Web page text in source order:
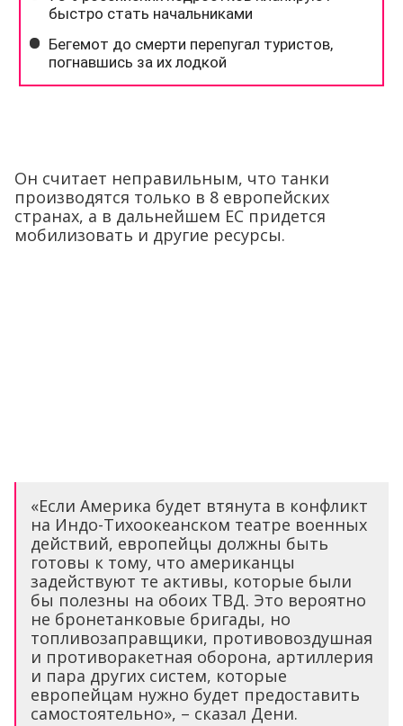
Он считает неправильным, что танки
производятся только в 8 европейских
странах, а в дальнейшем ЕС придется
мобилизовать и другие ресурсы.
«Если Америка будет втянута в конфликт
на Индо-Тихоокеанском театре военных
действий, европейцы должны быть
готовы к тому, что американцы
задействуют те активы, которые были
бы полезны на обоих ТВД. Это вероятно
не бронетанковые бригады, но
топливозаправщики, противовоздушная
и противоракетная оборона, артиллерия
и пара других систем, которые
европейцам нужно будет предоставить
самостоятельно», – сказал Дени.